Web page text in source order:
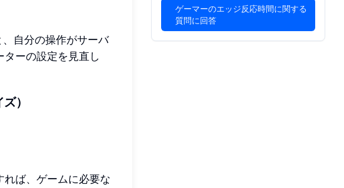
自分の操作がサーバ
ーの設定を見直し
）
ば、ゲームに必要な
ゲーマーのエッジ反応時間に関する
質問に回答